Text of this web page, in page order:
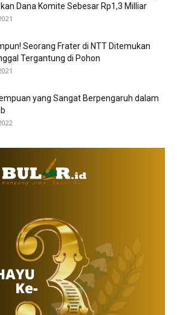
Dana Komite Sebesar Rp1,3 Milliar
Seorang Frater di NTT Ditemukan
Tergantung di Pohon
yang Sangat Berpengaruh dalam